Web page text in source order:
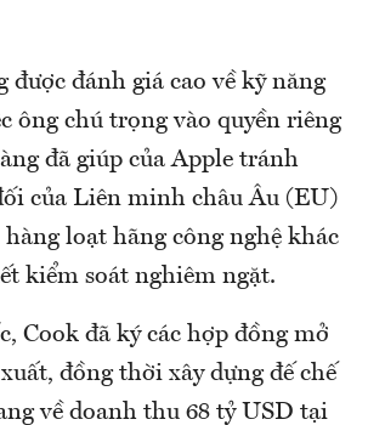
được đánh giá cao về kỹ năng
ông chú trọng vào quyền riêng
đã giúp của Apple tránh
của Liên minh châu Âu (EU)
loạt hãng công nghệ khác
kiểm soát nghiêm ngặt.
Cook đã ký các hợp đồng mở
đồng thời xây dựng đế chế
về doanh thu 68 tỷ USD tại